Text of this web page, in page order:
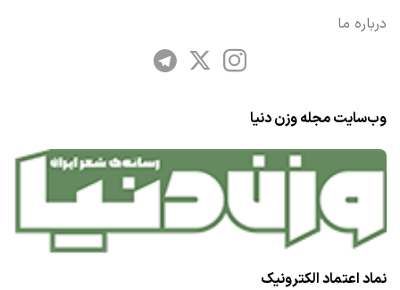
درباره ما
وب‌سایت مجله وزن دنیا
نماد اعتماد الکترونیک